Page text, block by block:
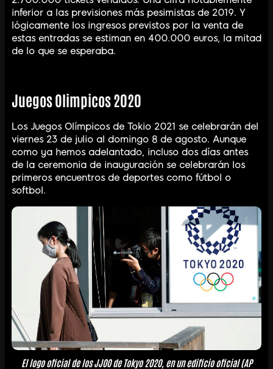
inferior a las previsiones más pesimistas de 2019. Y
lógicamente los ingresos previstos por la venta de
estas entradas se estiman en 400.000 euros, la mitad
de lo que se esperaba.
Juegos Olimpicos 2020
Los Juegos Olímpicos de Tokio 2021 se celebrarán del
viernes 23 de julio al domingo 8 de agosto. Aunque
como ya hemos adelantado, incluso dos días antes
de la ceremonia de inauguración se celebrarán los
primeros encuentros de deportes como fútbol o
softbol.
El logo oficial de los JJOO de Tokyo 2020, en un edificio oficial (AP